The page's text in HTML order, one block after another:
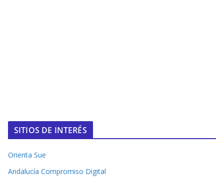
SITIOS DE INTERÉS
Orienta Sue
Andalucía Compromiso Digital